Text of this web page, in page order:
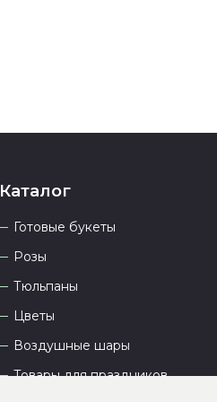
Каталог
Готовые букеты
Розы
Тюльпаны
Цветы
Воздушные шары
Товары для праздников